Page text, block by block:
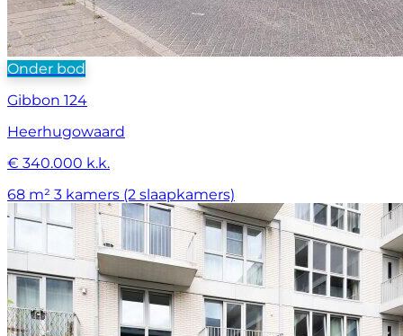
Onder bod
Gibbon 124
Heerhugowaard
€ 340.000 k.k.
68 m² 3 kamers (2 slaapkamers)